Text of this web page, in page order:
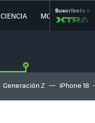
CIENCIA MOVILIDAD
Suscríbete a
Generación Z iPhone 18